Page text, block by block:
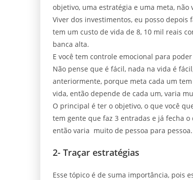
objetivo, uma estratégia e uma meta, não
Viver dos investimentos, eu posso depois
tem um custo de vida de 8, 10 mil reais
banca alta.
E você tem controle emocional para
Não pense que é fácil, nada na vida é
anteriormente, porque meta cada um
vida, então depende de cada um, varia
O principal é ter o objetivo, o que você
tem gente que faz 3 entradas e já fecha
então varia muito de pessoa para pessoa.
2- Traçar estratégias
Esse tópico é de suma importância, pois